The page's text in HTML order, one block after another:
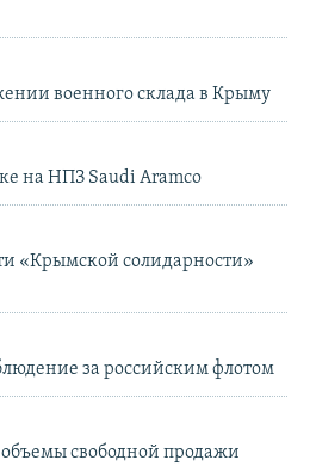
военного склада в Крыму
на НПЗ Saudi Aramco
«Крымской солидарности»
за российским флотом
свободной продажи